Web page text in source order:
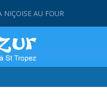
NIÇOISE AU FOUR